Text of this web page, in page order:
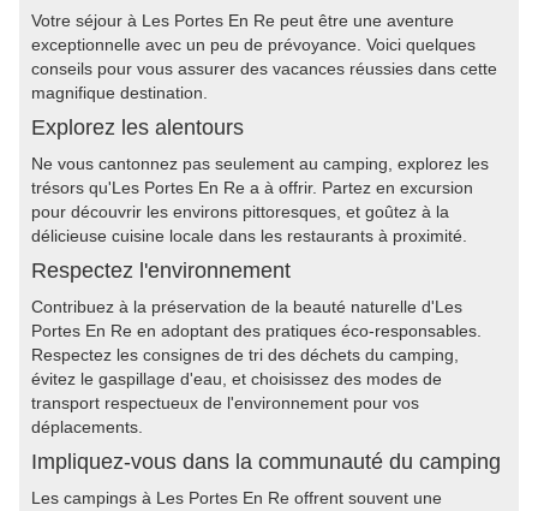
Votre séjour à Les Portes En Re peut être une aventure
exceptionnelle avec un peu de prévoyance. Voici quelques
conseils pour vous assurer des vacances réussies dans cette
magnifique destination.
Explorez les alentours
Ne vous cantonnez pas seulement au camping, explorez les
trésors qu'Les Portes En Re a à offrir. Partez en excursion
pour découvrir les environs pittoresques, et goûtez à la
délicieuse cuisine locale dans les restaurants à proximité.
Respectez l'environnement
Contribuez à la préservation de la beauté naturelle d'Les
Portes En Re en adoptant des pratiques éco-responsables.
Respectez les consignes de tri des déchets du camping,
évitez le gaspillage d'eau, et choisissez des modes de
transport respectueux de l'environnement pour vos
déplacements.
Impliquez-vous dans la communauté du camping
Les campings à Les Portes En Re offrent souvent une